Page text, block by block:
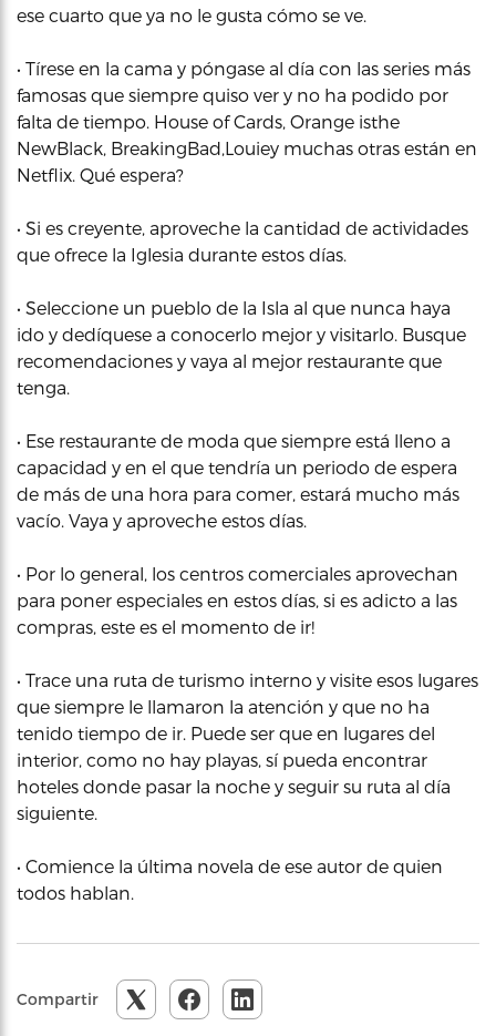
ese cuarto que ya no le gusta cómo se ve.
• Tírese en la cama y póngase al día con las series más
famosas que siempre quiso ver y no ha podido por
falta de tiempo. House of Cards, Orange isthe
NewBlack, BreakingBad,Louiey muchas otras están en
Netflix. Qué espera?
• Si es creyente, aproveche la cantidad de actividades
que ofrece la Iglesia durante estos días.
• Seleccione un pueblo de la Isla al que nunca haya
ido y dedíquese a conocerlo mejor y visitarlo. Busque
recomendaciones y vaya al mejor restaurante que
tenga.
• Ese restaurante de moda que siempre está lleno a
capacidad y en el que tendría un periodo de espera
de más de una hora para comer, estará mucho más
vacío. Vaya y aproveche estos días.
• Por lo general, los centros comerciales aprovechan
para poner especiales en estos días, si es adicto a las
compras, este es el momento de ir!
• Trace una ruta de turismo interno y visite esos lugares
que siempre le llamaron la atención y que no ha
tenido tiempo de ir. Puede ser que en lugares del
interior, como no hay playas, sí pueda encontrar
hoteles donde pasar la noche y seguir su ruta al día
siguiente.
• Comience la última novela de ese autor de quien
todos hablan.
Compartir